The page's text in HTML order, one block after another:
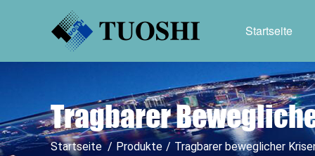
Startseite
Tragbarer
Startseite / Produkte / Tragbarer beweglicher